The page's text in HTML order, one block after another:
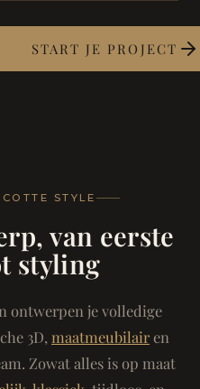
START JE PROJECT
STYLE
van eerste
styling
ontwerpen je volledige
3D, maatmeubilairen
Zowat alles is op maat